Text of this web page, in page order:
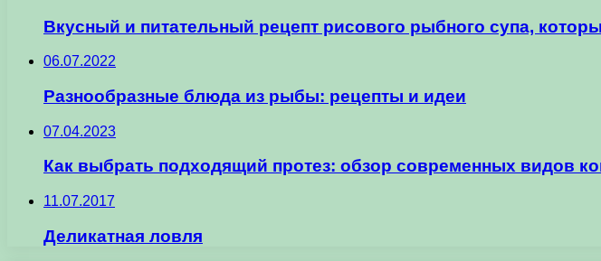
Вкусный и питательный рецепт рисового рыбного супа,
06.07.2022
Разнообразные блюда из рыбы: рецепты и идеи
07.04.2023
Как выбрать подходящий протез: обзор современных видов
11.07.2017
Деликатная ловля